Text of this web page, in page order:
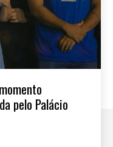
pelo Palácio